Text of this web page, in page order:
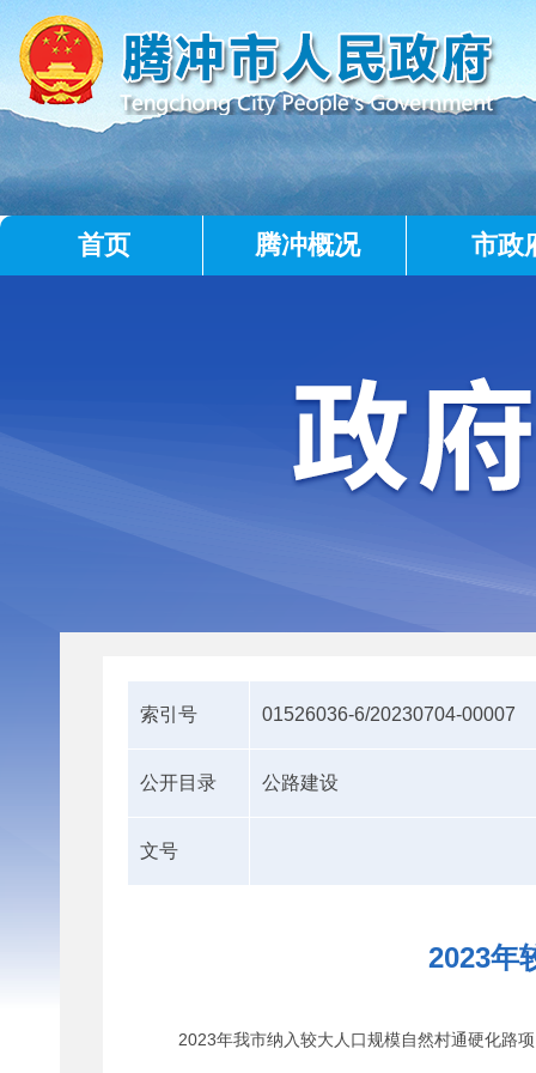
首页 腾冲概况 市政
索引号 01526036-6/20230704-00007
公开目录 公路建设
文号
2023年
2023年我市纳入较大人口规模自然村通硬化路